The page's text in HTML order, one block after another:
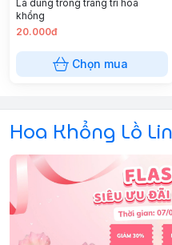
Lá dùng trong trang trí hoa
khổng
20.000đ
Chọn mua
Hoa Khổng Lồ